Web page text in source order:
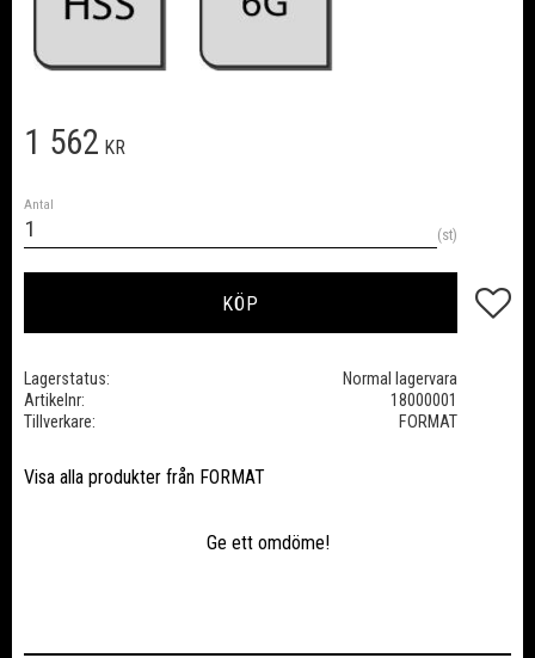
1 562 KR
Antal
st
KÖP Lägg
Lagerstatus
Normal lagervara
Artikelnr
18000001
Tillverkare
FORMAT
Visa alla produkter från FORMAT
Ge ett omdöme!